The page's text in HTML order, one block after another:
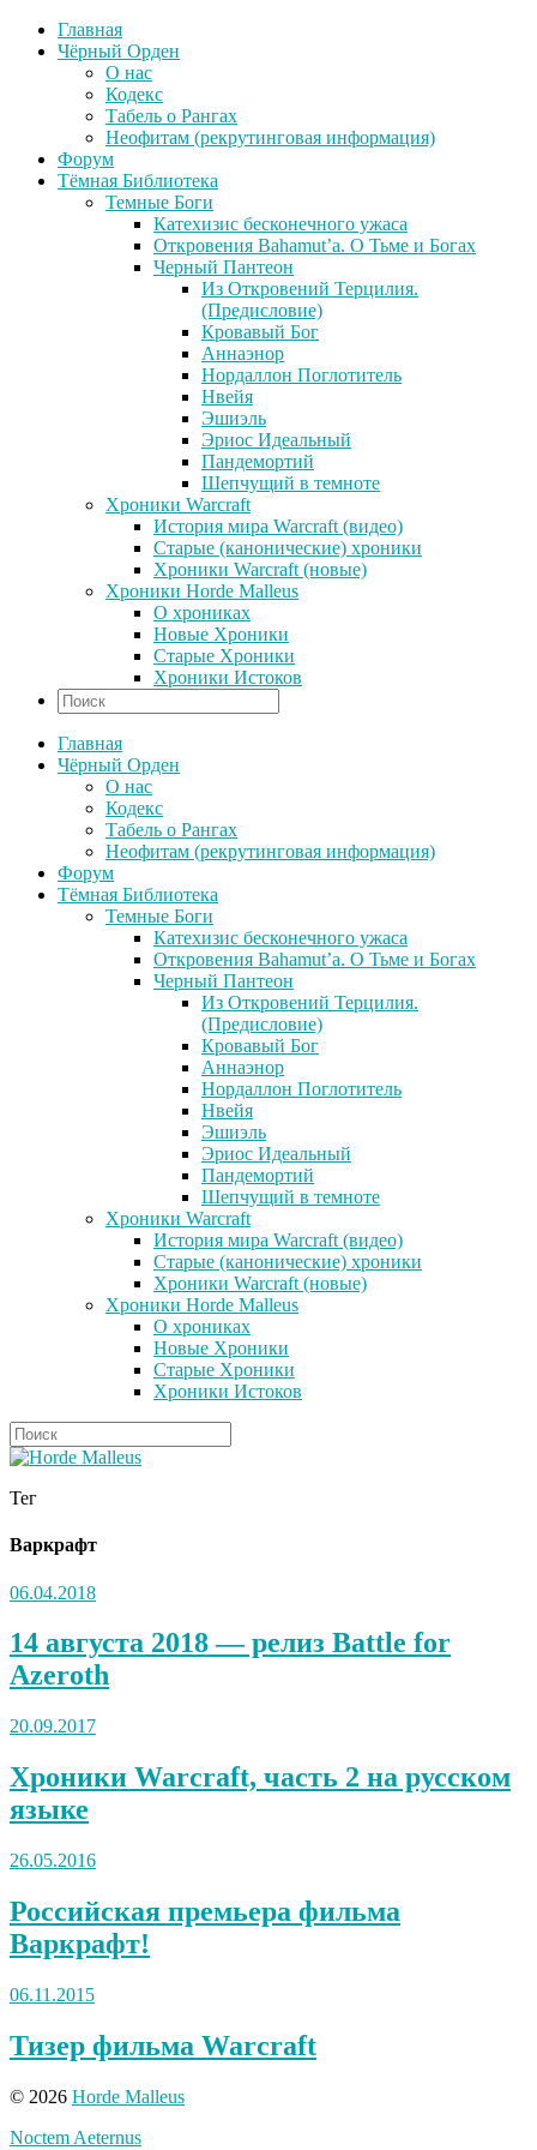
Главная
Чёрный Орден
О нас
Кодекс
Табель о Рангах
Неофитам (рекрутинговая информация)
Форум
Тёмная Библиотека
Темные Боги
Катехизис бесконечного ужаса
Откровения Bahamut’a. О Тьме и Богах
Черный Пантеон
Из Откровений Терцилия.
(Предисловие)
Кровавый Бог
Аннаэнор
Нордаллон Поглотитель
Нвейя
Эшиэль
Эриос Идеальный
Пандемортий
Шепчущий в темноте
Хроники Warcraft
История мира Warcraft (видео)
Старые (канонические) хроники
Хроники Warcraft (новые)
Хроники Horde Malleus
О хрониках
Новые Хроники
Старые Хроники
Хроники Истоков
Главная
Чёрный Орден
О нас
Кодекс
Табель о Рангах
Неофитам (рекрутинговая информация)
Форум
Тёмная Библиотека
Темные Боги
Катехизис бесконечного ужаса
Откровения Bahamut’a. О Тьме и Богах
Черный Пантеон
Из Откровений Терцилия.
(Предисловие)
Кровавый Бог
Аннаэнор
Нордаллон Поглотитель
Нвейя
Эшиэль
Эриос Идеальный
Пандемортий
Шепчущий в темноте
Хроники Warcraft
История мира Warcraft (видео)
Старые (канонические) хроники
Хроники Warcraft (новые)
Хроники Horde Malleus
О хрониках
Новые Хроники
Старые Хроники
Хроники Истоков
Тег
Варкрафт
06.04.2018
14 августа 2018 — релиз Battle for
Azeroth
20.09.2017
Хроники Warcraft, часть 2 на русском
языке
26.05.2016
Российская премьера фильма
Варкрафт!
06.11.2015
Тизер фильма Warcraft
© 2026 Horde Malleus
Noctem Aeternus